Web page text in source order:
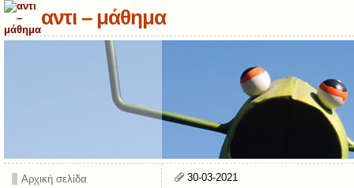
αντι – μάθημα
Αρχική σελίδα
30-03-2021